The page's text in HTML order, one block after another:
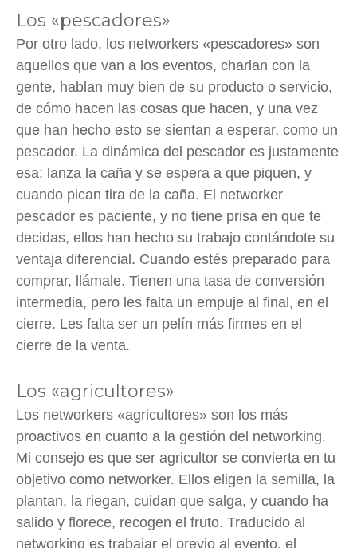
Los «pescadores»
Por otro lado, los networkers «pescadores» son
aquellos que van a los eventos, charlan con la
gente, hablan muy bien de su producto o servicio,
de cómo hacen las cosas que hacen, y una vez
que han hecho esto se sientan a esperar, como un
pescador. La dinámica del pescador es justamente
esa: lanza la caña y se espera a que piquen, y
cuando pican tira de la caña. El networker
pescador es paciente, y no tiene prisa en que te
decidas, ellos han hecho su trabajo contándote su
ventaja diferencial. Cuando estés preparado para
comprar, llámale. Tienen una tasa de conversión
intermedia, pero les falta un empuje al final, en el
cierre. Les falta ser un pelín más firmes en el
cierre de la venta.
Los «agricultores»
Los networkers «agricultores» son los más
proactivos en cuanto a la gestión del networking.
Mi consejo es que ser agricultor se convierta en tu
objetivo como networker. Ellos eligen la semilla, la
plantan, la riegan, cuidan que salga, y cuando ha
salido y florece, recogen el fruto. Traducido al
networking es trabajar el previo al evento, el